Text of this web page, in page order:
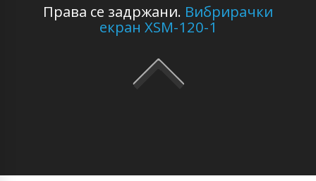
Права се задржани. Вибрирачки
екран XSM-120-1